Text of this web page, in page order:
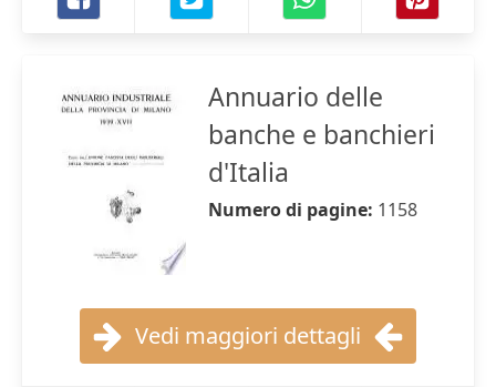
Annuario delle
banche e banchieri
d'Italia
Numero di pagine: 1158
Vedi maggiori dettagli